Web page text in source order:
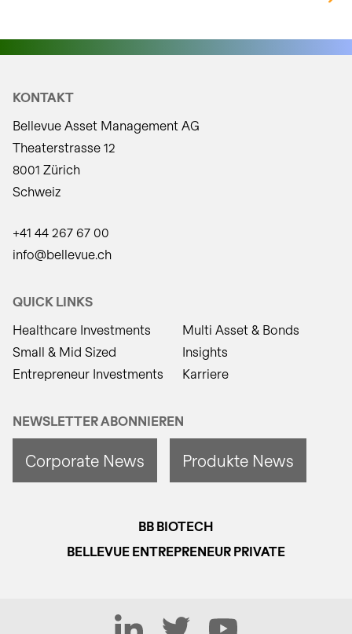
KONTAKT
Bellevue Asset Management AG
Theaterstrasse 12
8001 Zürich
Schweiz
+41 44 267 67 00
info@bellevue.ch
QUICK LINKS
Healthcare Investments
Small & Mid Sized
Entrepreneur Investments
Multi Asset & Bonds
Insights
Karriere
NEWSLETTER ABONNIEREN
Corporate News Produkte News
BB BIOTECH
BELLEVUE ENTREPRENEUR PRIVATE
LinkedIn Twitter YouTube